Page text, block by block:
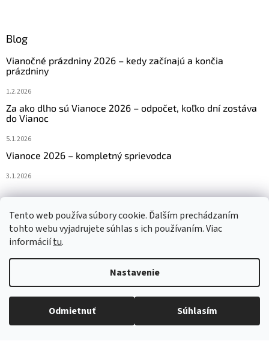
Tento web používa súbory cookie. Ďalším prechádzaním
tohto webu vyjadrujete súhlas s ich používaním. Viac
informáciítu.
Nastavenie
Odmietnuť Súhlasím
Blog
Vianočné prázdniny 2026 – kedy začínajú a končia
prázdniny
1.2.2026
Za ako dlho sú Vianoce 2026 – odpočet, koľko dní zostáva
do Vianoc
5.1.2026
Vianoce 2026 – kompletný sprievodca
3.1.2026
Navštívte aj náš český e-shop www.vanocniretezy.cz
Vytvoril Shoptet
Copyright 2026Vianocneretaze.sk . Všetky práva vyhradené.